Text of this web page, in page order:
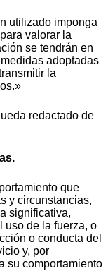
utilizado imponga
valorar la
se tendrán en
adoptadas
la
redactado de
que
y circunstancias,
significativa,
uso de la fuerza, o
o conducta del
y, por
su comportamiento